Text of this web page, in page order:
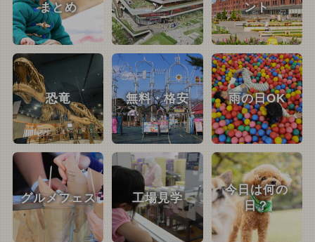
まとめ
ン
ント
恐竜 無料・格安 雨の日OK
グルメフェス 工場見学
今日は何の
日？